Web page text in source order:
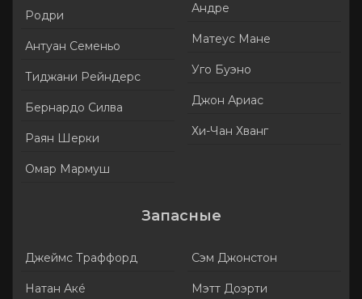
Родри
Антуан Семеньо
Тиджани Рейндерс
Бернардо Силва
Раян Шерки
Омар Мармуш
Андре
Матеус Мане
Уго Буэно
Джон Ариас
Хи-Чан Хванг
Запасные
Джеймс Траффорд
Натан Акé
Сэм Джонстон
Мэтт Доэрти